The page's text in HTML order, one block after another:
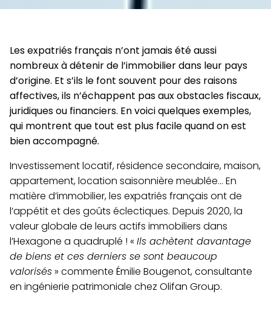
Les expatriés français n’ont jamais été aussi
nombreux à détenir de l’immobilier dans leur pays
d’origine. Et s’ils le font souvent pour des raisons
affectives, ils n’échappent pas aux obstacles fiscaux,
juridiques ou financiers. En voici quelques exemples,
qui montrent que tout est plus facile quand on est
bien accompagné.
Investissement locatif, résidence secondaire, maison,
appartement, location saisonnière meublée… En
matière d’immobilier, les expatriés français ont de
l’appétit et des goûts éclectiques. Depuis 2020, la
valeur globale de leurs actifs immobiliers dans
l’Hexagone a quadruplé ! « Ils achètent davantage
de biens et ces derniers se sont beaucoup
valorisés » commente Émilie Bougenot, consultante
en ingénierie patrimoniale chez Olifan Group.